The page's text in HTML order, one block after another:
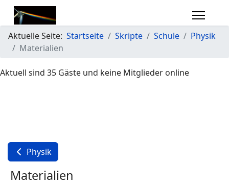
Aktuelle Seite: Startseite Skripte Schule
Physik
Materialien
Aktuell sind 35 Gäste und keine Mitglieder online
Physik
Materialien